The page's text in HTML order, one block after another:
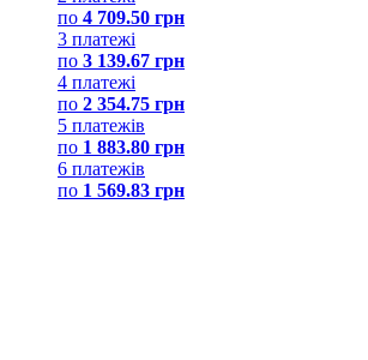
по 4 709.50 грн
3 платежі
по 3 139.67 грн
4 платежі
по 2 354.75 грн
5 платежів
по 1 883.80 грн
6 платежів
по 1 569.83 грн